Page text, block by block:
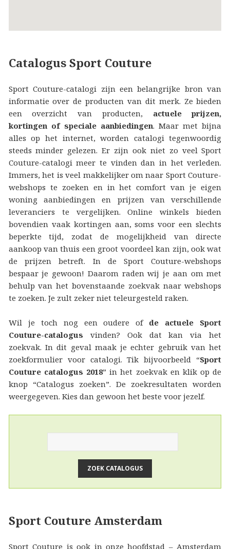
Catalogus Sport Couture
Sport Couture-catalogi zijn een belangrijke bron van
informatie over de producten van dit merk. Ze bieden
een overzicht van producten, actuele prijzen,
kortingen of speciale aanbiedingen. Maar met bijna
alles op het internet, worden catalogi tegenwoordig
steeds minder gelezen. Er zijn ook niet zo veel Sport
Couture-catalogi meer te vinden dan in het verleden.
Immers, het is veel makkelijker om naar Sport Couture-
webshops te zoeken en in het comfort van je eigen
woning aanbiedingen en prijzen van verschillende
leveranciers te vergelijken. Online winkels bieden
bovendien vaak kortingen aan, soms voor een slechts
beperkte tijd, zodat de mogelijkheid van directe
aankoop van thuis een groot voordeel kan zijn, ook wat
de prijzen betreft. In de Sport Couture-webshops
bespaar je gewoon! Daarom raden wij je aan om met
behulp van het bovenstaande zoekvak naar webshops
te zoeken. Je zult zeker niet teleurgesteld raken.
Wil je toch nog een oudere of de actuele Sport
Couture-catalogus vinden? Ook dat kan via het
zoekvak. In dit geval maak je echter gebruik van het
zoekformulier voor catalogi. Tik bijvoorbeeld “Sport
Couture catalogus 2018” in het zoekvak en klik op de
knop “Catalogus zoeken”. De zoekresultaten worden
weergegeven. Kies dan gewoon het beste voor jezelf.
Sport Couture Amsterdam
Sport Couture is ook in onze hoofdstad – Amsterdam